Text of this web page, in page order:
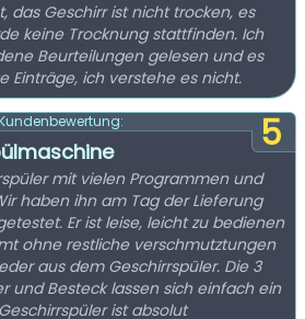
das Geschirr ist nicht trocken, es
keine Trocknung stattfinden. Ich
Beurteilungen gelesen und es
Einträge, ich verstehe es nicht.
5
Kundenbewertung:
mit vielen Programmen und
haben ihn am Tag der Lieferung
Er ist leise, leicht zu bedienen
ohne restliche verschmutztungen
aus dem Geschirrspüler. Die 3
und Besteck lassen sich einfach ein
ist absolut